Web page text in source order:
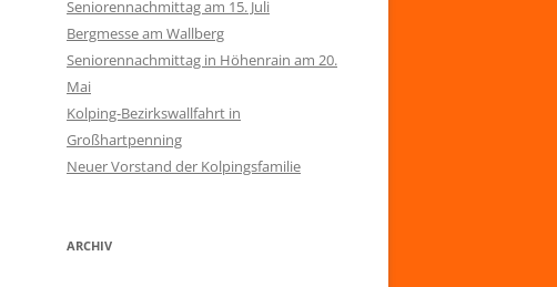
Seniorennachmittag am 15. Juli
Bergmesse am Wallberg
Seniorennachmittag in Höhenrain am 20.
Mai
Kolping-Bezirkswallfahrt in
Großhartpenning
Neuer Vorstand der Kolpingsfamilie
ARCHIV